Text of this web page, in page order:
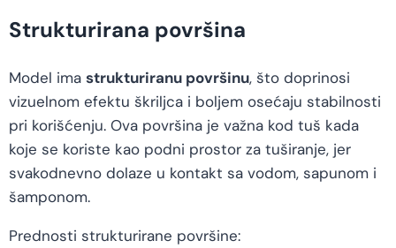
Strukturirana površina
Model ima strukturiranu površinu, što doprinosi
vizuelnom efektu škriljca i boljem osećaju stabilnosti
pri korišćenju. Ova površina je važna kod tuš kada
koje se koriste kao podni prostor za tuširanje, jer
svakodnevno dolaze u kontakt sa vodom, sapunom i
šamponom.
Prednosti strukturirane površine: